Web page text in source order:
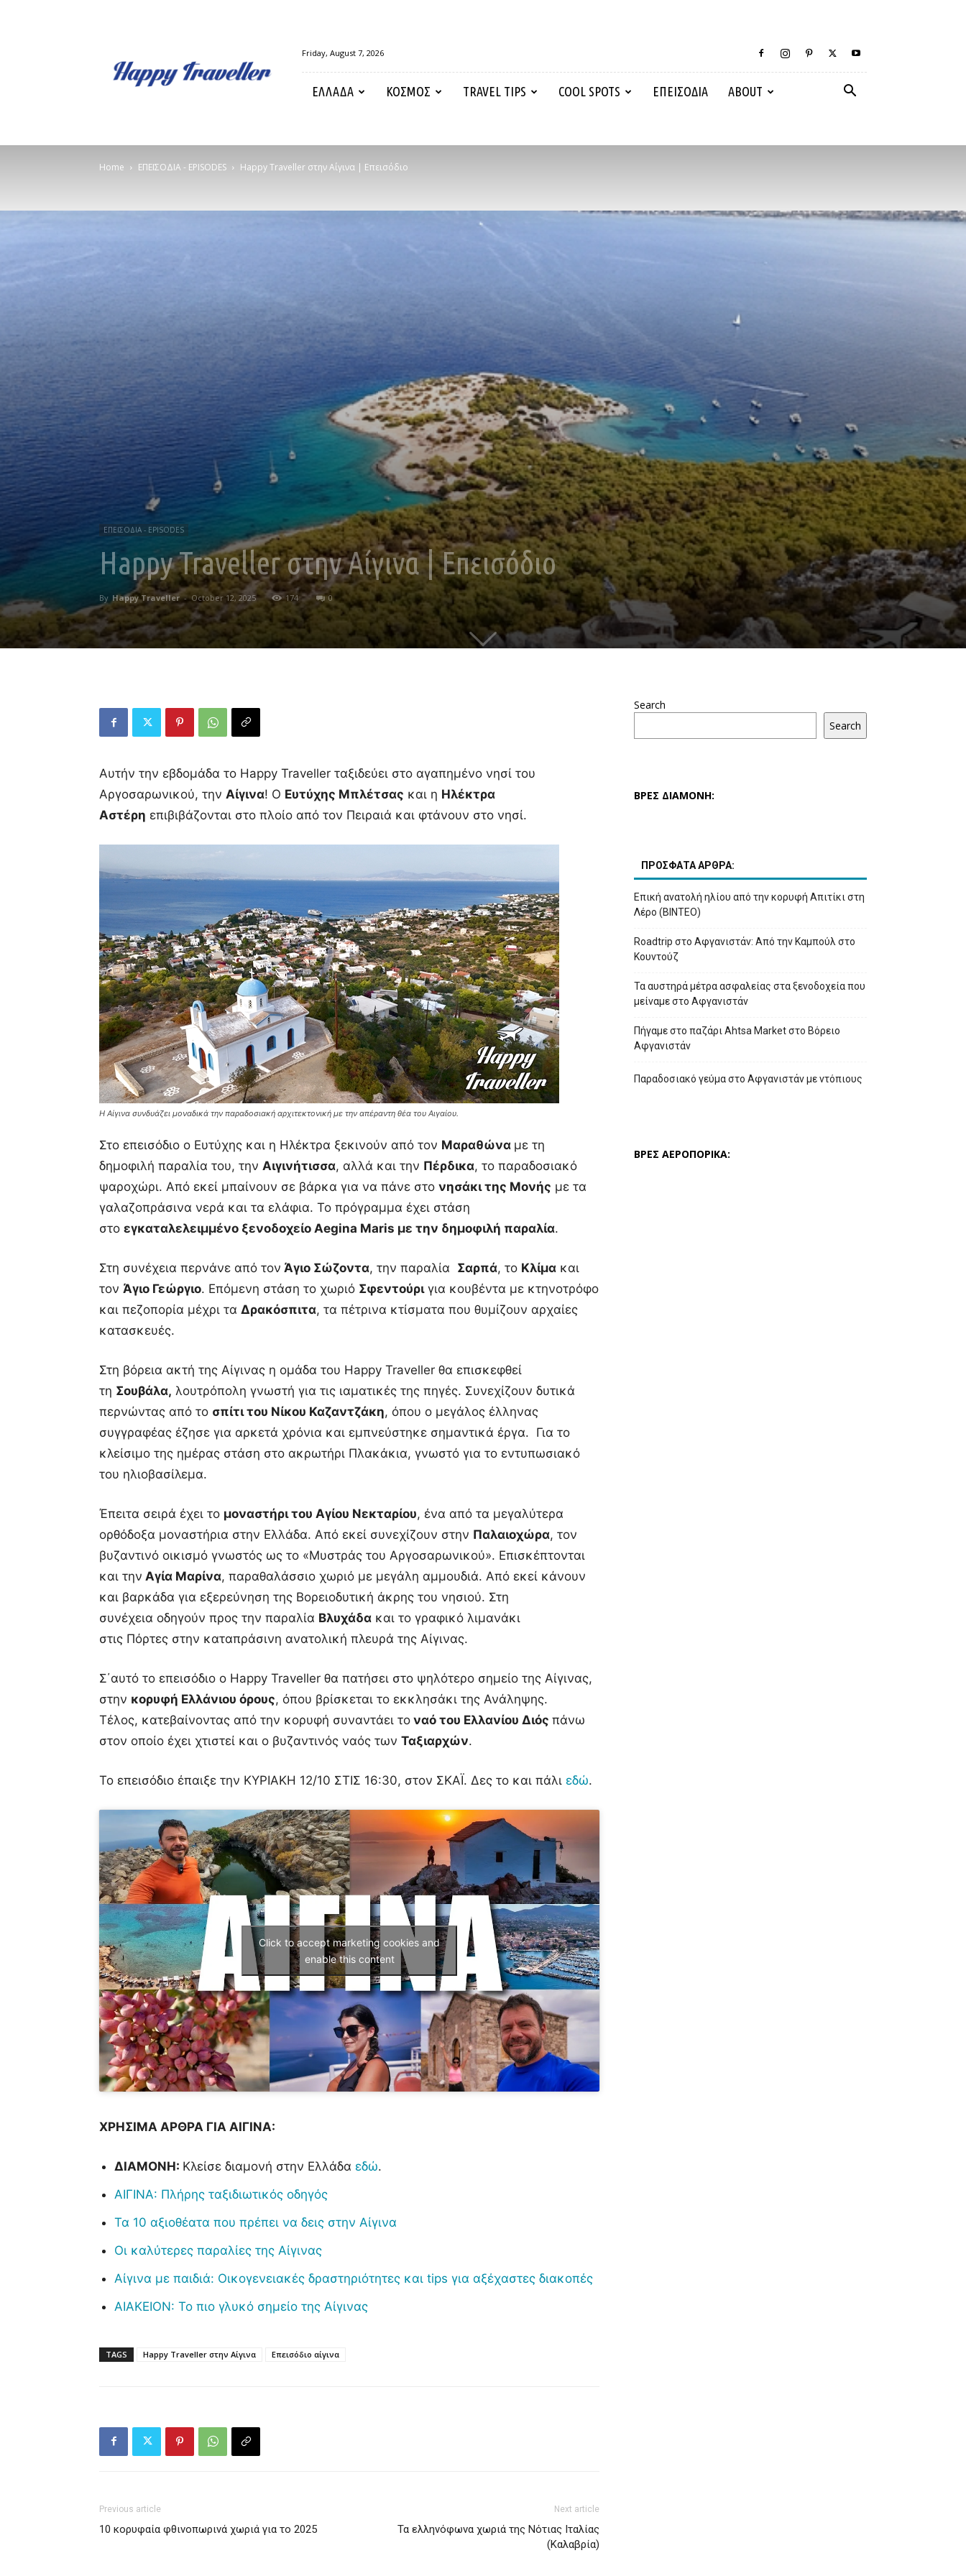
Traveller
Friday, August 7, 2026
ΕΛΛΑΔΑ ΚΟΣΜΟΣ TRAVEL TIPS COOL SPOTS ΕΠΕΙΣΟΔΙΑ ABOUT
Home ΕΠΕΙΣΟΔΙΑ - EPISODES Happy Traveller στην Αίγινα | Επεισόδιο
ΕΠΕΙΣΟΔΙΑ - EPISODES
Happy Traveller στην Αίγινα | Επεισόδιο
By Happy Traveller - October 12, 2025 174 0
Αυτήν την εβδομάδα το Happy Traveller ταξιδεύει στο αγαπημένο νησί του
Αργοσαρωνικού, την Αίγινα! Ο Ευτύχης Μπλέτσας και η Ηλέκτρα
Αστέρη επιβιβάζονται στο πλοίο από τον Πειραιά και φτάνουν στο νησί.
Η Αίγινα συνδυάζει μοναδικά την παραδοσιακή αρχιτεκτονική με την απέραντη θέα του Αιγαίου.
Στο επεισόδιο ο Ευτύχης και η Ηλέκτρα ξεκινούν από τον Μαραθώνα με τη
δημοφιλή παραλία του, την Αιγινήτισσα, αλλά και την Πέρδικα, το παραδοσιακό
ψαροχώρι. Από εκεί μπαίνουν σε βάρκα για να πάνε στο νησάκι της Μονής με τα
γαλαζοπράσινα νερά και τα ελάφια. Το πρόγραμμα έχει στάση
στο εγκαταλελειμμένο ξενοδοχείο Aegina Maris με την δημοφιλή παραλία.
Στη συνέχεια περνάνε από τον Άγιο Σώζοντα, την παραλία Σαρπά, το Κλίμα και
τον Άγιο Γεώργιο. Επόμενη στάση το χωριό Σφεντούριγια κουβέντα με κτηνοτρόφο
και πεζοπορία μέχρι τα Δρακόσπιτα, τα πέτρινα κτίσματα που θυμίζουν αρχαίες
κατασκευές.
Στη βόρεια ακτή της Αίγινας η ομάδα του Happy Traveller θα επισκεφθεί
τη Σουβάλα, λουτρόπολη γνωστή για τις ιαματικές της πηγές. Συνεχίζουν δυτικά
περνώντας από το σπίτι του Νίκου Καζαντζάκη, όπου ο μεγάλος έλληνας
συγγραφέας έζησε για αρκετά χρόνια και εμπνεύστηκε σημαντικά έργα. Για το
κλείσιμο της ημέρας στάση στο ακρωτήρι Πλακάκια, γνωστό για το εντυπωσιακό
του ηλιοβασίλεμα.
Έπειτα σειρά έχει το μοναστήρι του Αγίου Νεκταρίου, ένα από τα μεγαλύτερα
ορθόδοξα μοναστήρια στην Ελλάδα. Από εκεί συνεχίζουν στην Παλαιοχώρα, τον
βυζαντινό οικισμό γνωστός ως το «Μυστράς του Αργοσαρωνικού». Επισκέπτονται
και την Αγία Μαρίνα, παραθαλάσσιο χωριό με μεγάλη αμμουδιά. Από εκεί κάνουν
και βαρκάδα για εξερεύνηση της Βορειοδυτική άκρης του νησιού. Στη
συνέχεια οδηγούν προς την παραλία Βλυχάδα και το γραφικό λιμανάκι
στις Πόρτες στην καταπράσινη ανατολική πλευρά της Αίγινας.
Σ΄αυτό το επεισόδιο ο Happy Traveller θα πατήσει στο ψηλότερο σημείο της Αίγινας,
στην κορυφή Ελλάνιου όρους, όπου βρίσκεται το εκκλησάκι της Ανάληψης.
Τέλος, κατεβαίνοντας από την κορυφή συναντάει το ναό του Ελλανίου Διός πάνω
στον οποίο έχει χτιστεί και ο βυζαντινός ναός των Ταξιαρχών.
Το επεισόδιο έπαιξε την ΚΥΡΙΑΚΗ 12/10 ΣΤΙΣ 16:30, στον ΣΚΑΪ. Δες το και πάλι εδώ.
Click to accept marketing cookies and
enable this content
ΧΡΗΣΙΜΑ ΑΡΘΡΑ ΓΙΑ ΑΙΓΙΝΑ:
ΔΙΑΜΟΝΗ: Κλείσε διαμονή στην Ελλάδα εδώ.
ΑΙΓΙΝΑ: Πλήρης ταξιδιωτικός οδηγός
Τα 10 αξιοθέατα που πρέπει να δεις στην Αίγινα
Οι καλύτερες παραλίες της Αίγινας
Αίγινα με παιδιά: Οικογενειακές δραστηριότητες και tips για αξέχαστες διακοπές
ΑΙΑΚΕΙΟΝ: Το πιο γλυκό σημείο της Αίγινας
TAGS Happy Traveller στην Αίγινα Επεισόδιο αίγινα
Previous article
10 κορυφαία φθινοπωρινά χωριά για το 2025
Next article
Τα ελληνόφωνα χωριά της Νότιας Ιταλίας
(Καλαβρία)
Search
Search
ΒΡΕΣ ΔΙΑΜΟΝΗ:
ΠΡΟΣΦΑΤΑ ΑΡΘΡΑ:
Επική ανατολή ηλίου από την κορυφή Απιτίκι στη
Λέρο (ΒΙΝΤΕΟ)
Roadtrip στο Αφγανιστάν: Από την Καμπούλ στο
Κουντούζ
Τα αυστηρά μέτρα ασφαλείας στα ξενοδοχεία που
μείναμε στο Αφγανιστάν
Πήγαμε στο παζάρι Ahtsa Market στο Βόρειο
Αφγανιστάν
Παραδοσιακό γεύμα στο Αφγανιστάν με ντόπιους
ΒΡΕΣ ΑΕΡΟΠΟΡΙΚΑ: